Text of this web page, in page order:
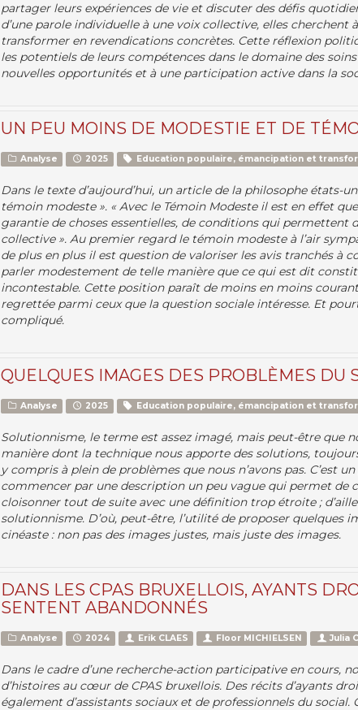
partager leurs expériences de vie et discuter des défis
d’une parole individuelle à une voix collective, elles cherchent
transformer en revendications concrètes. Cette réflexion
les potentiels de leurs compétences dans le domaine des
nouvelles opportunités et à une participation active dans la
UN PEU MOINS DE MODESTIE ET DE
Analyse 2025 Education populaire, émancipation et
Dans le texte d’aujourd’hui, un article de la philosophe états-
témoin modeste ». « Avec le Témoin Modeste il est en effet
garantie de choses essentielles, de conditions qui permettent
collective ». Au premier regard le témoin modeste à l’air
de plus en plus il est question de valoriser les avis tranchés à
parler modestement de telle manière que ce qui est dit
incontestable. Cette position paraît de moins en moins
regrettée parmi ceux que la question sociale intéresse. Et
compliqué.
QUELQUES IMAGES DES PROBLÈMES DU
Analyse 2025 Education populaire, émancipation et
Solutionnisme, le terme est assez imagé, mais peut-être que
manière dont la technique nous apporte des solutions,
y compris à plein de problèmes que nous n’avons pas. C’est
commencer par une description un peu vague qui permet de
cloisonner tout de suite avec une définition trop étroite ;
solutionnisme. D’où, peut-être, l’utilité de proposer quelques
cinéaste : non pas des images justes, mais juste des images.
DANS LES CPAS BRUXELLOIS, AYANTS
SENTENT ABANDONNÉS
Analyse 2024 Erik CLAES Floor MICHIELSEN Julia
Dans le cadre d’une recherche-action participative en cours,
d’histoires au cœur de CPAS bruxellois. Des récits d’ayants
également d’assistants sociaux et de professionnels du